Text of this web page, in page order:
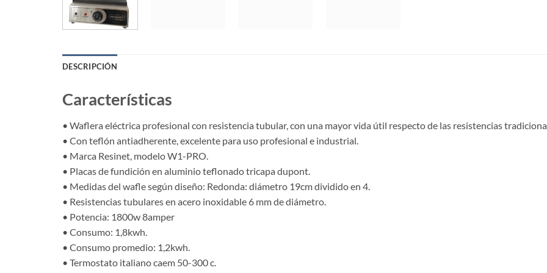
DESCRIPCIÓN
Características
• Waflera eléctrica profesional con resistencia tubular, con una mayor vida útil respecto de las resistencias
• Con teflón antiadherente, excelente para uso profesional e industrial.
• Marca Resinet, modelo W1-PRO.
• Placas de fundición en aluminio teflonado tricapa dupont.
• Medidas del wafle según diseño: Redonda: diámetro 19cm dividido en 4.
• Resistencias tubulares en acero inoxidable 6 mm de diámetro.
• Potencia: 1800w 8amper
• Consumo: 1,8kwh.
• Consumo promedio: 1,2kwh.
• Termostato italiano caem 50-300 c.